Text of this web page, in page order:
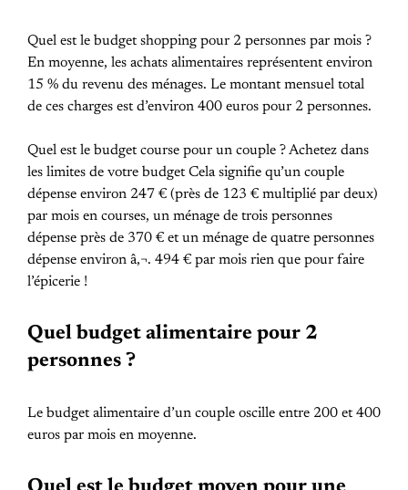
Quel est le budget shopping pour 2 personnes par mois ?
En moyenne, les achats alimentaires représentent environ
15 % du revenu des ménages. Le montant mensuel total
de ces charges est d’environ 400 euros pour 2 personnes.
Quel est le budget course pour un couple ? Achetez dans
les limites de votre budget Cela signifie qu’un couple
dépense environ 247 € (près de 123 € multiplié par deux)
par mois en courses, un ménage de trois personnes
dépense près de 370 € et un ménage de quatre personnes
dépense environ â‚¬. 494 € par mois rien que pour faire
l’épicerie !
Quel budget alimentaire pour 2
personnes ?
Le budget alimentaire d’un couple oscille entre 200 et 400
euros par mois en moyenne.